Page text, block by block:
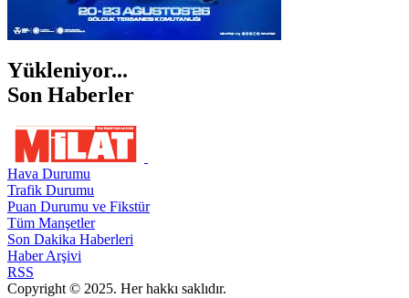
Yükleniyor...
Son Haberler
Hava Durumu
Trafik Durumu
Puan Durumu ve Fikstür
Tüm Manşetler
Son Dakika Haberleri
Haber Arşivi
RSS
Copyright © 2025. Her hakkı saklıdır.